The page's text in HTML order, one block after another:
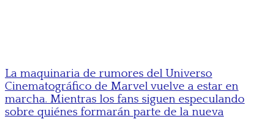
La maquinaria de rumores del Universo
Cinematográfico de Marvel vuelve a estar en
marcha. Mientras los fans siguen especulando
sobre quiénes formarán parte de la nueva